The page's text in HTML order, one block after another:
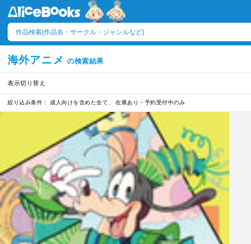
海外アニメ の検索結果
表示切り替え
絞り込み条件： 成人向けを含めた全て、 在庫あり・予約受付中のみ